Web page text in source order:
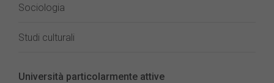
Sociologia
Studi culturali
Università particolarmente attive